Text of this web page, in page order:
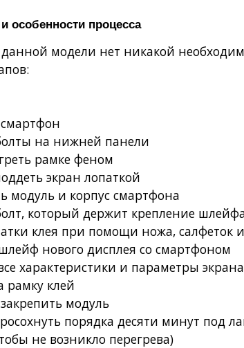
особенности процесса
модели нет никакой
на нижней панели
рамке феном
экран лопаткой
модуль и корпус смартфона
который держит крепление
клея при помощи ножа, салфеток
нового дисплея со смартфоном
характеристики и параметры экрана
рамку клей
модуль
порядка десяти минут под
не возникло перегрева)